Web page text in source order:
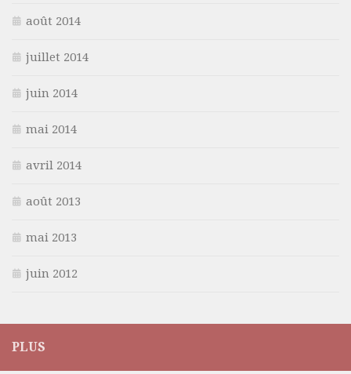
août 2014
juillet 2014
juin 2014
mai 2014
avril 2014
août 2013
mai 2013
juin 2012
PLUS